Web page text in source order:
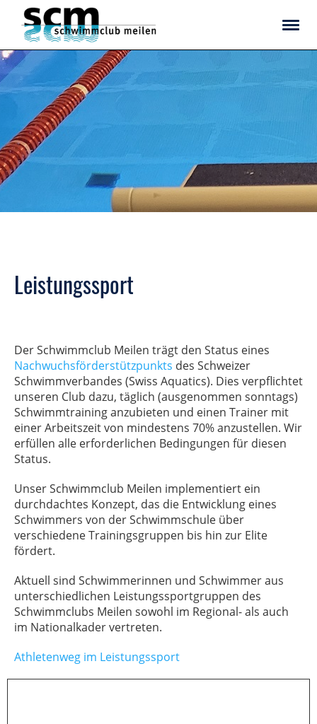
Leistungssport
Der Schwimmclub Meilen trägt den Status eines
Nachwuchsförderstützpunkts des Schweizer
Schwimmverbandes (Swiss Aquatics). Dies verpflichtet
unseren Club dazu, täglich (ausgenommen sonntags)
Schwimmtraining anzubieten und einen Trainer mit
einer Arbeitszeit von mindestens 70% anzustellen. Wir
erfüllen alle erforderlichen Bedingungen für diesen
Status.
Unser Schwimmclub Meilen implementiert ein
durchdachtes Konzept, das die Entwicklung eines
Schwimmers von der Schwimmschule über
verschiedene Trainingsgruppen bis hin zur Elite
fördert.
Aktuell sind Schwimmerinnen und Schwimmer aus
unterschiedlichen Leistungssportgruppen des
Schwimmclubs Meilen sowohl im Regional- als auch
im Nationalkader vertreten.
Athletenweg im Leistungssport